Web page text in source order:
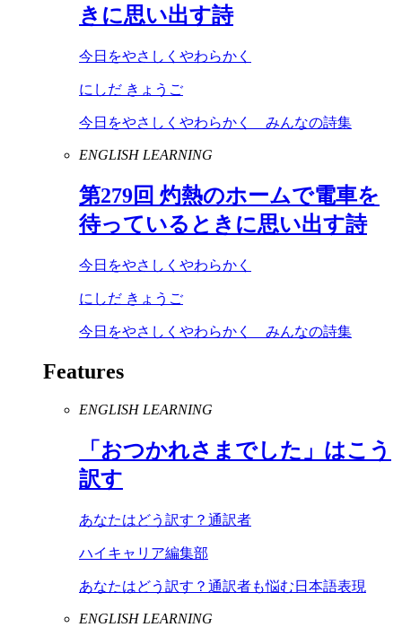
きに思い出す詩
今日をやさしくやわらかく
にしだ きょうご
今日をやさしくやわらかく みんなの詩集
ENGLISH LEARNING
第279回 灼熱のホームで電車を
待っているときに思い出す詩
今日をやさしくやわらかく
にしだ きょうご
今日をやさしくやわらかく みんなの詩集
Features
ENGLISH LEARNING
「おつかれさまでした」はこう
訳す
あなたはどう訳す？通訳者
ハイキャリア編集部
あなたはどう訳す？通訳者も悩む日本語表現
ENGLISH LEARNING